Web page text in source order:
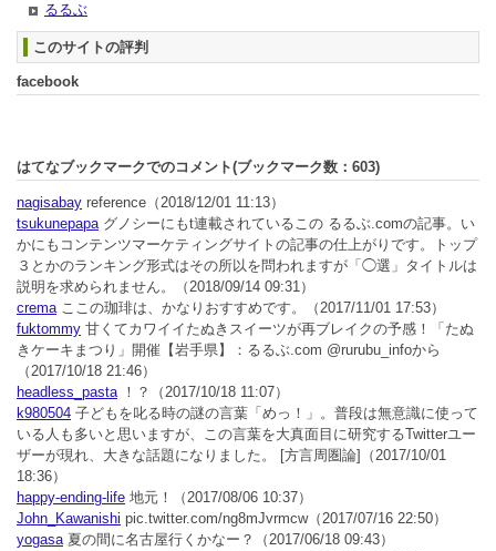
るるぶ
このサイトの評判
facebook
はてなブックマークでのコメント(ブックマーク数： 603)
nagisabay reference （2018/12/01 11:13）
tsukunepapaグノシーにもt連載されているこの るるぶ.comの記事。い
かにもコンテンツマーケティングサイトの記事の仕上がりです。トップ
３とかのランキング形式はその所以を問われますが「◯選」タイトルは
説明を求められません。
（2018/09/14 09:31）
cremaここの珈琲は、かなりおすすめです。
（2017/11/01 17:53）
fuktommy 甘くてカワイイたぬきスイーツが再ブレイクの予感！「たぬ
きケーキまつり」開催【岩手県】：るるぶ.com @rurubu_infoから
（2017/10/18 21:46）
headless_pasta！？
（2017/10/18 11:07）
k980504 子どもを叱る時の謎の言葉「めっ！」。普段は無意識に使って
いる人も多いと思いますが、この言葉を大真面目に研究するTwitterユー
ザーが現れ、大きな話題になりました。 [方言周圏論]
（2017/10/01
18:36）
happy-ending-life 地元！
（2017/08/06 10:37）
John_Kawanishi pic.twitter.com/ng8mJvrmcw（2017/07/16 22:50）
yogasa夏の間に名古屋行くかなー？
（2017/06/18 09:43）